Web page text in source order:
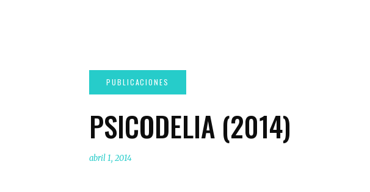
PSICODELIA (2014)
abril 1, 2014